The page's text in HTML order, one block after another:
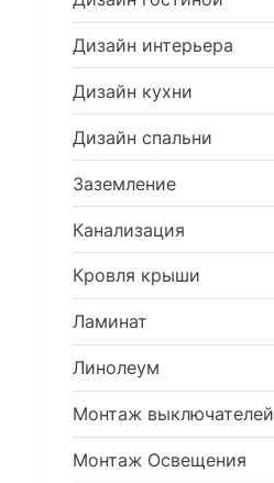
Дизайн интерьера
Дизайн кухни
Дизайн спальни
Заземление
Канализация
Кровля крыши
Ламинат
Линолеум
Монтаж выключателей
Монтаж Освещения